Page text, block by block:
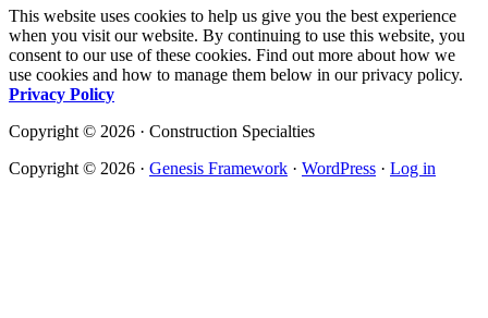
This website uses cookies to help us give you the best experience
when you visit our website. By continuing to use this website, you
consent to our use of these cookies. Find out more about how we
use cookies and how to manage them below in our privacy policy.
Privacy Policy
Copyright © 2026 · Construction Specialties
Copyright © 2026 · Genesis Framework · WordPress · Log in